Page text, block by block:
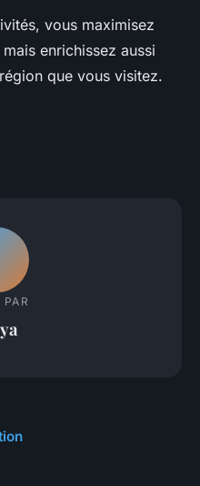
vous maximisez
enrichissez aussi
que vous visitez.
PAR